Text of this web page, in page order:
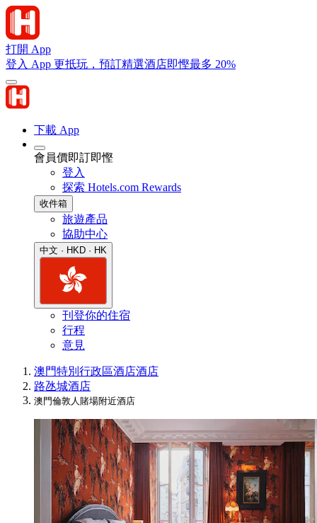
打開 App
登入 App 更抵玩，預訂精選酒店即慳最多 20%
下載 App
會員價即訂即慳
登入
探索 Hotels.com Rewards
收件箱
旅遊產品
協助中心
中文 · HKD · HK
刊登你的住宿
行程
意見
澳門特別行政區酒店酒店
路氹城酒店
澳門倫敦人賭場附近酒店